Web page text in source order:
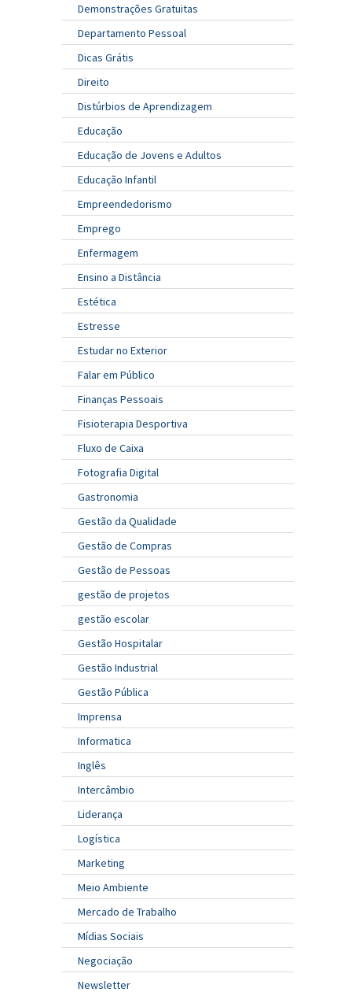
Demonstrações Gratuitas
Departamento Pessoal
Dicas Grátis
Direito
Distúrbios de Aprendizagem
Educação
Educação de Jovens e Adultos
Educação Infantil
Empreendedorismo
Emprego
Enfermagem
Ensino a Distância
Estética
Estresse
Estudar no Exterior
Falar em Público
Finanças Pessoais
Fisioterapia Desportiva
Fluxo de Caixa
Fotografia Digital
Gastronomia
Gestão da Qualidade
Gestão de Compras
Gestão de Pessoas
gestão de projetos
gestão escolar
Gestão Hospitalar
Gestão Industrial
Gestão Pública
Imprensa
Informatica
Inglês
Intercâmbio
Liderança
Logística
Marketing
Meio Ambiente
Mercado de Trabalho
Mídias Sociais
Negociação
Newsletter